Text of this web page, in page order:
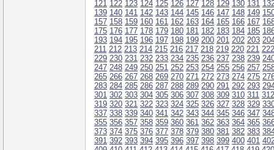
121 122 123 124 125 126 127 128 129 130 131
139 140 141 142 143 144 145 146 147 148 149
157 158 159 160 161 162 163 164 165 166 167
175 176 177 178 179 180 181 182 183 184 185
193 194 195 196 197 198 199 200 201 202 203
211 212 213 214 215 216 217 218 219 220 221 222
229 230 231 232 233 234 235 236 237 238 239
247 248 249 250 251 252 253 254 255 256 257
265 266 267 268 269 270 271 272 273 274 275
283 284 285 286 287 288 289 290 291 292 293
301 302 303 304 305 306 307 308 309 310 311 312
319 320 321 322 323 324 325 326 327 328 329
337 338 339 340 341 342 343 344 345 346 347
355 356 357 358 359 360 361 362 363 364 365
373 374 375 376 377 378 379 380 381 382 383
391 392 393 394 395 396 397 398 399 400 401